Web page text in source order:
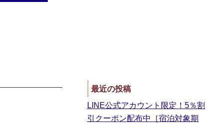
最近の投稿
LINE公式アカウント限定！5％割
引クーポン配布中［宿泊対象期